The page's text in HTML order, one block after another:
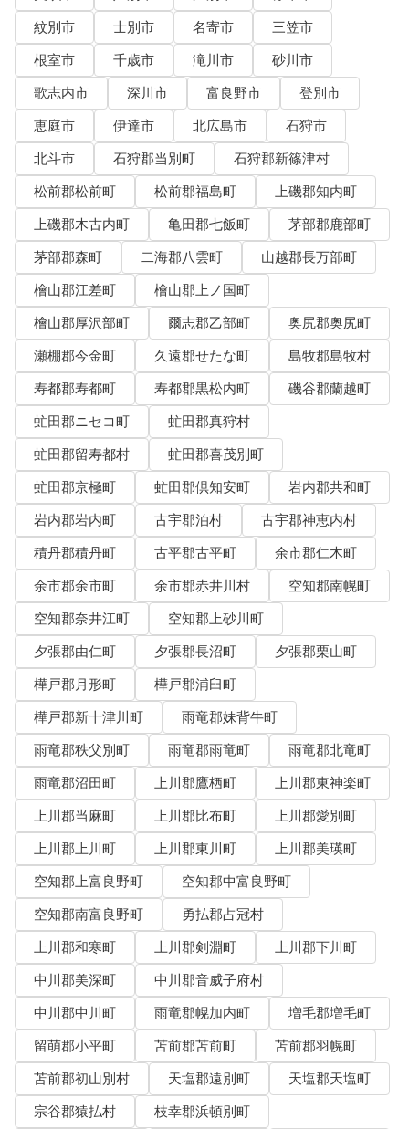
紋別市
士別市 名寄市
三笠市
根室市
千歳市 滝川市
砂川市
歌志内市
深川市 富良野市
登別市
恵庭市
伊達市 北広島市
石狩市
北斗市
石狩郡当別町
石狩郡新篠津村
松前郡松前町
松前郡福島町
上磯郡知内町
上磯郡木古内町
亀田郡七飯町
茅部郡鹿部町
茅部郡森町
二海郡八雲町
山越郡長万部町
檜山郡江差町
檜山郡上ノ国町
檜山郡厚沢部町
爾志郡乙部町
奥尻郡奥尻町
瀬棚郡今金町
久遠郡せたな町
島牧郡島牧村
寿都郡寿都町
寿都郡黒松内町
磯谷郡蘭越町
虻田郡ニセコ町
虻田郡真狩村
虻田郡留寿都村
虻田郡喜茂別町
虻田郡京極町
虻田郡倶知安町
岩内郡共和町
岩内郡岩内町
古宇郡泊村
古宇郡神恵内村
積丹郡積丹町
古平郡古平町
余市郡仁木町
余市郡余市町
余市郡赤井川村
空知郡南幌町
空知郡奈井江町
空知郡上砂川町
夕張郡由仁町
夕張郡長沼町
夕張郡栗山町
樺戸郡月形町
樺戸郡浦臼町
樺戸郡新十津川町
雨竜郡妹背牛町
雨竜郡秩父別町
雨竜郡雨竜町
雨竜郡北竜町
雨竜郡沼田町
上川郡鷹栖町
上川郡東神楽町
上川郡当麻町
上川郡比布町
上川郡愛別町
上川郡上川町
上川郡東川町
上川郡美瑛町
空知郡上富良野町
空知郡中富良野町
空知郡南富良野町
勇払郡占冠村
上川郡和寒町
上川郡剣淵町
上川郡下川町
中川郡美深町
中川郡音威子府村
中川郡中川町
雨竜郡幌加内町
増毛郡増毛町
留萌郡小平町
苫前郡苫前町
苫前郡羽幌町
苫前郡初山別村
天塩郡遠別町
天塩郡天塩町
宗谷郡猿払村
枝幸郡浜頓別町